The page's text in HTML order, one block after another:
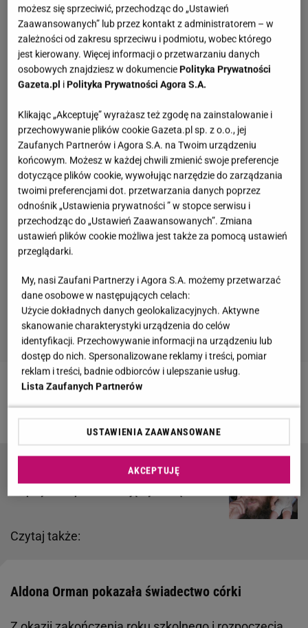
Zobacz wideoCleo była słaba z fizyki. Znalazła
sposób, jak podciągnąć sobie ocenę. Nietypowy
Czytaj także:
"Chłopaki do wzięcia". Łukasz "Pan
Aldona Orman pokazała świadectwo córki
możesz się sprzeciwić, przechodząc do „Ustawień
Zaawansowanych” lub przez kontakt z administratorem – w
zależności od zakresu sprzeciwu i podmiotu, wobec którego
jest kierowany. Więcej informacji o przetwarzaniu danych
osobowych znajdziesz w dokumenciePolityka Prywatności
Gazeta.pl iPolityka Prywatności Agora S.A.
Klikając „Akceptuję” wyrażasz też zgodę na zainstalowanie i
przechowywanie plików cookie Gazeta.pl sp. z o.o., jej
Zaufanych Partnerów i Agora S.A. na Twoim urządzeniu
końcowym. Możesz w każdej chwili zmienić swoje preferencje
dotyczące plików cookie, wywołując narzędzie do zarządzania
twoimi preferencjami dot. przetwarzania danych poprzez
odnośnik „Ustawienia prywatności ” w stopce serwisu i
przechodząc do „Ustawień Zaawansowanych”. Zmiana
ustawień plików cookie możliwa jest także za pomocą ustawień
przeglądarki.
My, nasi Zaufani Partnerzy i Agora S.A. możemy przetwarzać
dane osobowe w następujących celach:
Użycie dokładnych danych geolokalizacyjnych. Aktywne
skanowanie charakterystyki urządzenia do celów
identyfikacji. Przechowywanie informacji na urządzeniu lub
dostęp do nich. Spersonalizowane reklamy i treści, pomiar
reklam i treści, badnie odbiorców i ulepszanie usług.
Lista Zaufanych Partnerów
USTAWIENIA ZAAWANSOWANE
AKCEPTUJĘ